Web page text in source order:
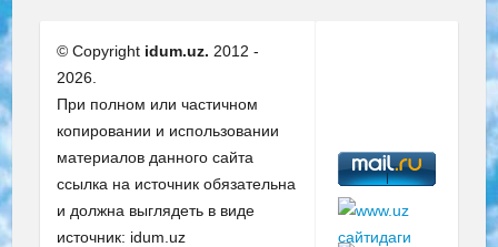
© Copyright idum.uz. 2012 -
2026.
При полном или частичном
копировании и использовании
материалов данного сайта
ссылка на источник обязательна
и должна выглядеть в виде
источник: idum.uz